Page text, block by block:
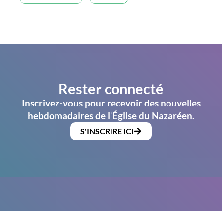
Rester connecté
Inscrivez-vous pour recevoir des nouvelles
hebdomadaires de l'Église du Nazaréen.
S'INSCRIRE ICI